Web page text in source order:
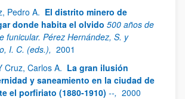
Pedro A. El distrito minero de
donde habita el olvido 500 años de
funicular. Pérez Hernández, S. y
I. C. (eds.), 2001
Cruz, Carlos A. La gran ilusión
y saneamiento en la ciudad de
el porfiriato (1880-1910) --, 2000